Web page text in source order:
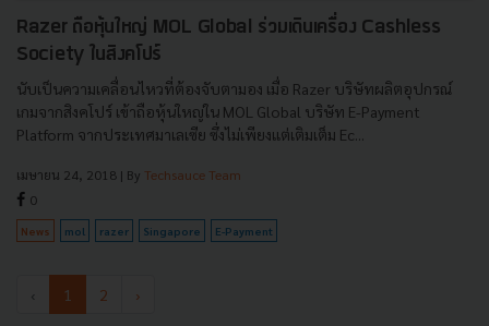
Razer ถือหุ้นใหญ่ MOL Global ร่วมเดินเครื่อง Cashless
Society ในสิงคโปร์
นับเป็นความเคลื่อนไหวที่ต้องจับตามอง เมื่อ Razer บริษัทผลิตอุปกรณ์
เกมจากสิงคโปร์ เข้าถือหุ้นใหญ่ใน MOL Global บริษัท E-Payment
Platform จากประเทศมาเลเซีย ซึ่งไม่เพียงแต่เติมเต็ม Ec...
เมษายน 24, 2018 | By Techsauce Team
0
News mol razer Singapore E-Payment
‹ 1 2 ›